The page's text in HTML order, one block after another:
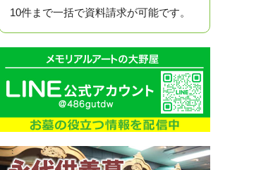
10件まで一括で資料請求が可能です。